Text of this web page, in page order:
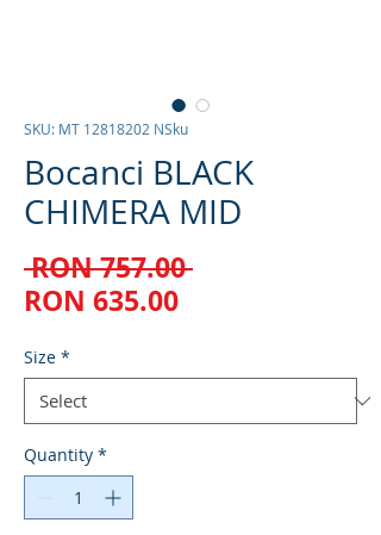
SKU: MT 12818202 NSku
Bocanci BLACK
CHIMERA MID
RON 757.00 Regular
RON 635.00Sale
Size *
Quantity *